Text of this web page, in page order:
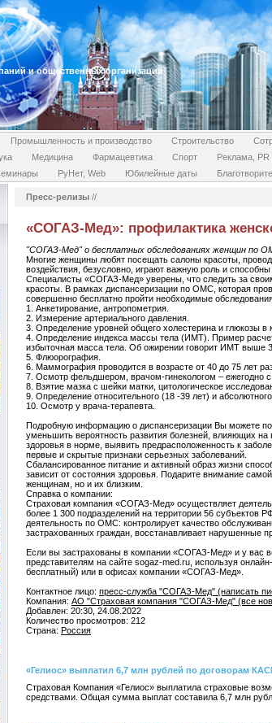
и общественных организаций
Промышленность и производство Строительство
Медицина Фармацевтика Спорт Реклама, PR
РуНет, Web Юбилейные даты
Пресс-релизы //
«СОГАЗ-Мед»: профилактика
"СОГАЗ-Мед" о бесплатных обследованиях женщин по
Многие женщины любят посещать салоны красоты,
воздействия, безусловно, играют важную роль и
Специалисты «СОГАЗ-Мед» уверены, что следить за
красоты. В рамках диспансеризации по ОМС, которая
совершенно бесплатно пройти необходимые
1. Анкетирование, антропометрия.
2. Измерение артериального давления.
3. Определение уровней общего холестерина и глюкозы в
4. Определение индекса массы тела (ИМТ). Пример
избыточная масса тела. Об ожирении говорит ИМТ выше
5. Флюорография.
6. Маммография проводится в возрасте от 40 до 75 лет
7. Осмотр фельдшером, врачом-гинекологом – ежегодно с
8. Взятие мазка с шейки матки, цитологическое
9. Определение относительного (18 -39 лет) и
10. Осмотр у врача-терапевта.
Подробную информацию о диспансеризации Вы можете
уменьшить вероятность развития болезней, влияющих на
здоровья в норме, выявить предрасположенность к
первые и скрытые признаки серьезных заболеваний.
Сбалансированное питание и активный образ жизни
зависит от состояния здоровья. Подарите внимание
женщинам, но и их близким.
Справка о компании:
Страховая компания «СОГАЗ-Мед» осуществляет
более 1 300 подразделений на территории 56 субъектов
деятельность по ОМС: контролирует качество
застрахованных граждан, восстанавливает нарушенные
Если вы застрахованы в компании «СОГАЗ-Мед» и у вас
представителям на сайте sogaz-med.ru, используя
бесплатный) или в офисах компании «СОГАЗ-Мед».
Контактное лицо: пресс-служба "СОГАЗ-Мед" (написать
Компания: АО "Страховая компания "СОГАЗ-Мед" (все
Добавлен: 20:30, 24.08.2022
Количество просмотров: 212
Страна: Россия
«Гелиос» выплатил 6,7 млн рублей по договорам
Страховая Компания «Гелиос» выплатила страховые
средствами. Общая сумма выплат составила 6,7 млн